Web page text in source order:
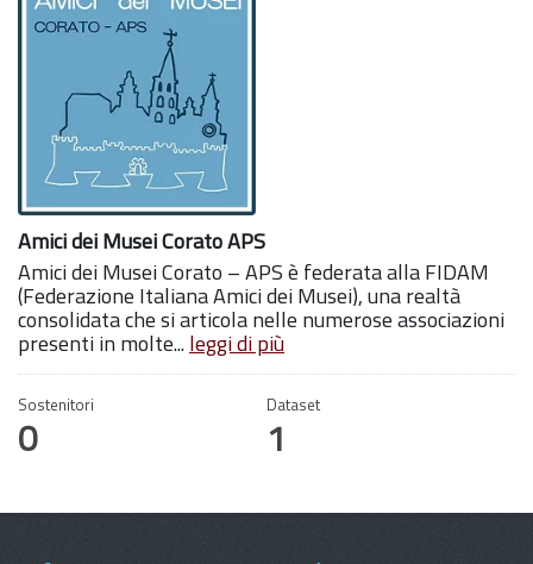
Amici dei Musei Corato APS
Amici dei Musei Corato – APS è federata alla FIDAM
(Federazione Italiana Amici dei Musei), una realtà
consolidata che si articola nelle numerose associazioni
presenti in molte...leggi di più
Sostenitori
0
Dataset
1